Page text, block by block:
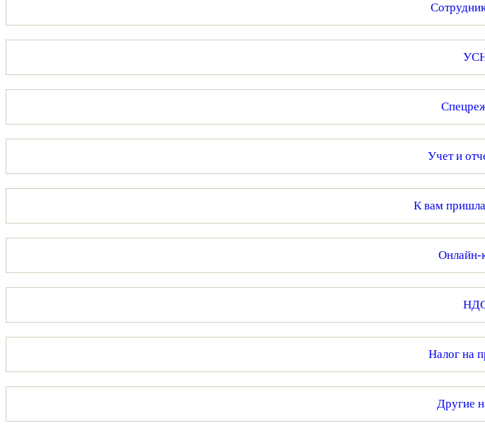
Учет и
К вам
Онлайн-
Налог на
Другие